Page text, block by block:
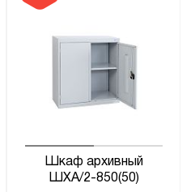
Шкаф архивный
ШХА/2-850(50)